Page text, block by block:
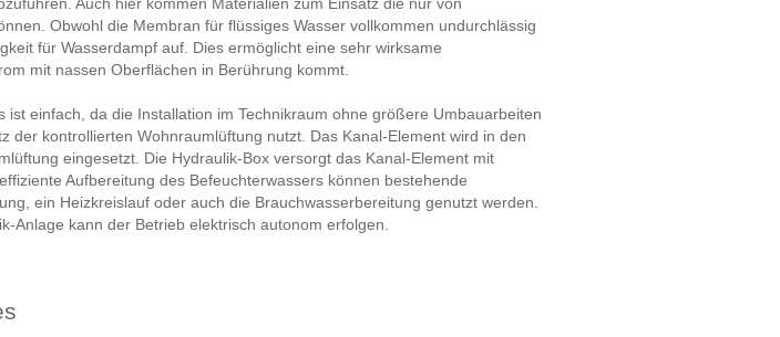
Obwohl die Membran für flüssiges Wasser vollkommen undurchlässig
für Wasserdampf auf. Dies ermöglicht eine sehr wirksame
mit nassen Oberflächen in Berührung kommt.
ist einfach, da die Installation im Technikraum ohne größere Umbauarbeiten
der kontrollierten Wohnraumlüftung nutzt. Das Kanal-Element wird in den
eingesetzt. Die Hydraulik-Box versorgt das Kanal-Element mit
Aufbereitung des Befeuchterwassers können bestehende
ein Heizkreislauf oder auch die Brauchwasserbereitung genutzt werden.
Anlage kann der Betrieb elektrisch autonom erfolgen.